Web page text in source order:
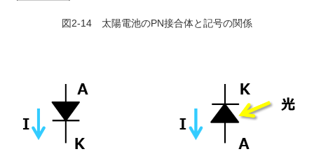
図2-14 太陽電池のPN接合体と記号の関係